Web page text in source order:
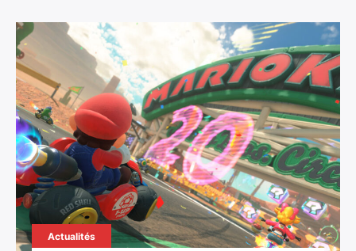
Actualités